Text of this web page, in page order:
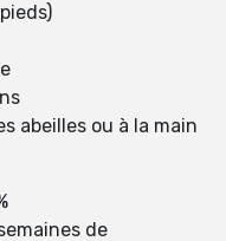
abeilles ou à la main
de